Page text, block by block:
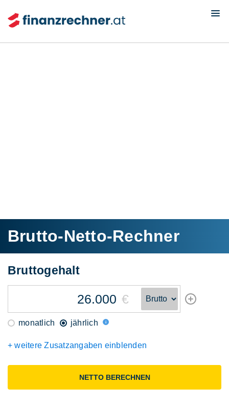
Brutto-Netto-Rechner
Bruttogehalt
€
monatlich jährlich
+ weitere Zusatzangaben einblenden
NETTO BERECHNEN